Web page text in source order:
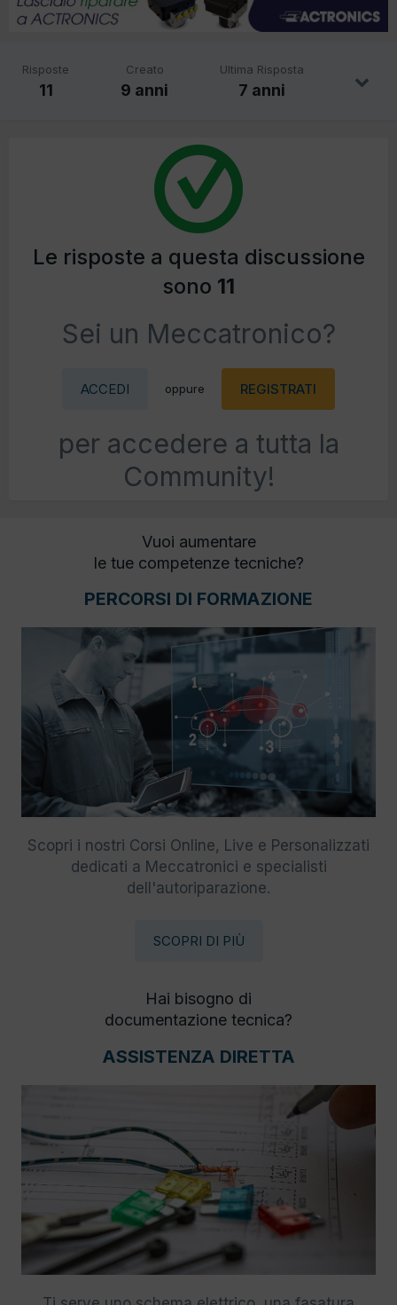
Risposte
11
Creato
9 anni
Ultima Risposta
7 anni
Le risposte a questa discussione
sono 11
Sei un Meccatronico?
ACCEDI oppure REGISTRATI
per accedere a tutta la
Community!
Vuoi aumentare
le tue competenze tecniche?
PERCORSI DI FORMAZIONE
Scopri i nostri Corsi Online, Live e Personalizzati
dedicati a Meccatronici e specialisti
dell'autoriparazione.
SCOPRI DI PIÙ
Hai bisogno di
documentazione tecnica?
ASSISTENZA DIRETTA